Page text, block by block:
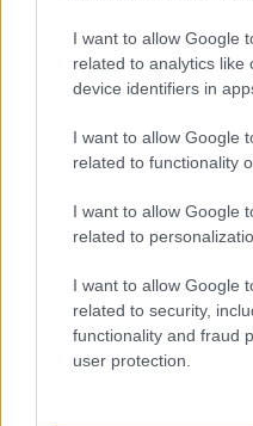
I want to allow Google
related to analytics like
device identifiers in
I want to allow Google
related to functionality
I want to allow Google
related to
I want to allow Google
related to security,
functionality and fraud
user protection.
LEGFRISSEBB